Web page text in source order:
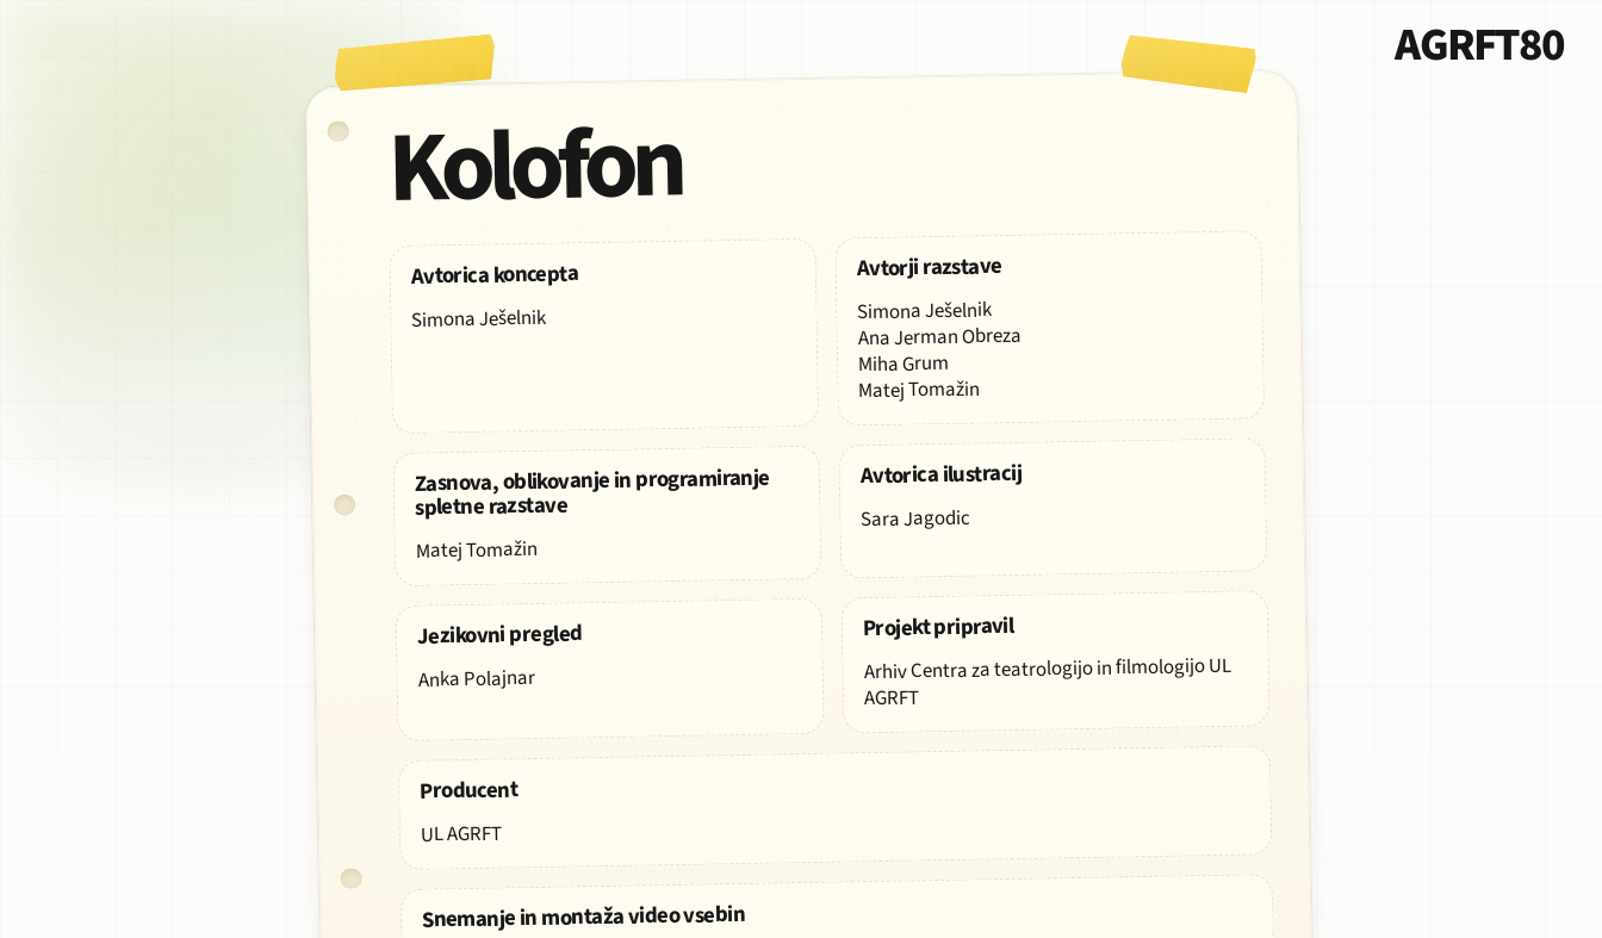
AGRFT80
Kolofon
Avtorica koncepta
AVTORICA
Simona Ješelnik
Avtorji razstave
AVTORJI
RAZSTAVE
Simona Ješelnik
Ana Jerman Obreza
Miha Grum
Matej Tomažin
Zasnova, oblikovanje in programiranje
spletne razstave
ZASNOVA,
OBLIKOVANJE
IN
PROGRAMIRANJE
SPLETNE
Matej Tomažin
Avtorica ilustracij
AVTORICA
Sara Jagodic
Jezikovni pregled
JEZIKOVNI
Anka Polajnar
Projekt pripravil
PROJEKT
PRIPRAVIL
Arhiv Centra za teatrologijo in filmologijo UL
AGRFT
Producent
PRODUCENT
UL AGRFT
Snemanje in montaža video vsebin